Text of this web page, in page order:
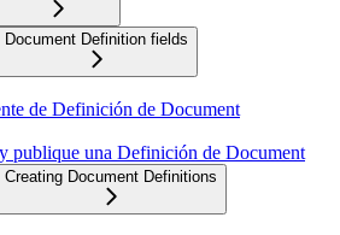
Document Definition fields
de Definición de Document
publique una Definición de Document
Creating Document Definitions